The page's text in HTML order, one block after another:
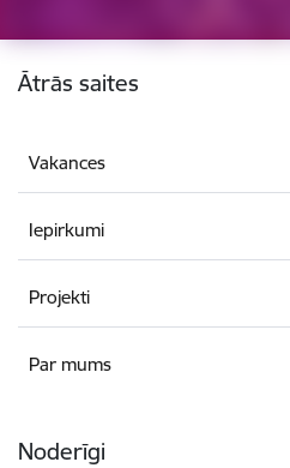
Kājene
Ātrās saites
Vakances
Iepirkumi
Projekti
Par mums
Noderīgi